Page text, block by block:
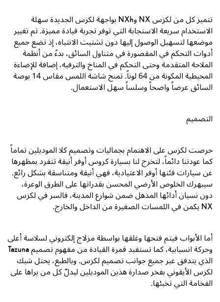
تتميز كل من لكزسNXوNXhبواجهة لكزس الجديدة سهلة
الاستخدام سريعة الاستجابة التي توفر تجربة قيادة مميزة. تم تغيير
موضعها لتسهيل الوصول إليها دون تشتيت الانتباه، إذ تضع جميع
أدوات التحكم في المقصورة في متناول السائق، بدءً من أنظمة
الملاحة المتقدمة وحتى التحكم في المناخ والترفيه، إضافة للإضاءة
المحيطية المكونة من64لوناً. تمنح شاشة اللمس مقاس14بوصة
السائق عرضاً واضحاً وسلساً سهل الاستعمال.
التصميم
حرصت لكزس على الاهتمام بجماليات وتصميم كلا الموديلين تماماً
كما عودتنا دائماً، لتخرج لنا بسيارة كروس أوفر أنيقة تتفرد بمظهرها
عن سيارات فئتها أوفر الاعتيادية، فهي أنيقة ومتناسقة بشكل رائع.
سيبهرك الخلوص الأرضي المحسن بقدراتها على الطرق الوعرة،
دون نسيان أدائها المذهل ضمن شوارع المدينة، فالسر في لكزس
NXيكمن في اللمسات الصغيرة من الداخل والخارج.
أما الأبواب فيتم فتحها وغلقها بواسطة مزلاج إلكتروني لسلاسة أعلى
وحركة انسيابية، كما تستفيد قمرة القيادة من مفهوم تصميمTazuna
الذي يتدفق عبر جميع جوانب تصميم لكزس. وبالطبع، يحتل شبك
لكزس الأيقوني بفخر صدارة هذين الموديلين ليدلّ كل من يراها على
الفخامة التي تخبئها.